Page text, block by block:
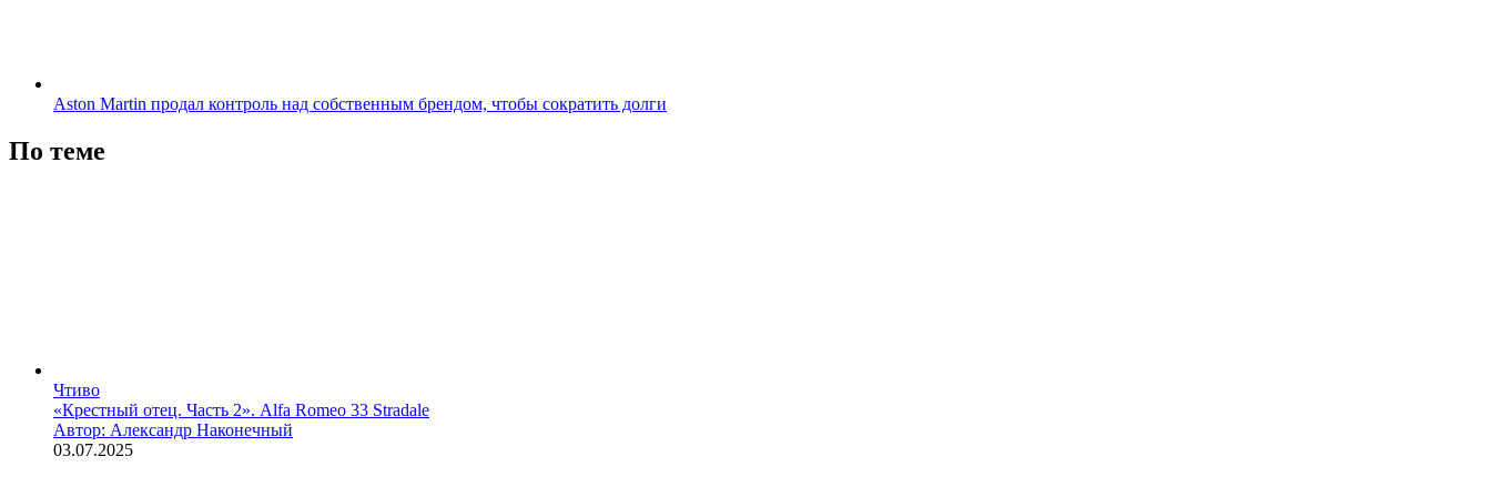
Aston Martin продал контроль над собственным брендом, чтобы сократить долги
По теме
Чтиво
«Крестный отец. Часть 2». Alfa Romeo 33 Stradale
Автор: Александр Наконечный
03.07.2025